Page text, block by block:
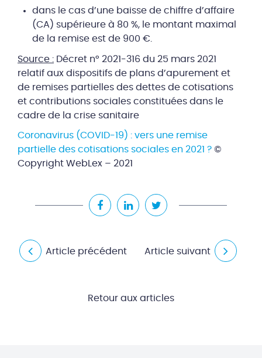
dans le cas d’une baisse de chiffre d’affaire
(CA) supérieure à 80 %, le montant maximal
de la remise est de 900 €.
Source : Décret n° 2021-316 du 25 mars 2021
relatif aux dispositifs de plans d’apurement et
de remises partielles des dettes de cotisations
et contributions sociales constituées dans le
cadre de la crise sanitaire
Coronavirus (COVID-19) : vers une remise
partielle des cotisations sociales en 2021 ? ©
Copyright WebLex – 2021
Article précédent Article suivant
Retour aux articles